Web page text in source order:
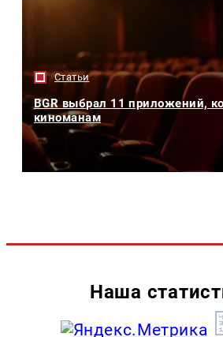
Статьи
BGR выбрал 11 приложений,
киноманам
Наша